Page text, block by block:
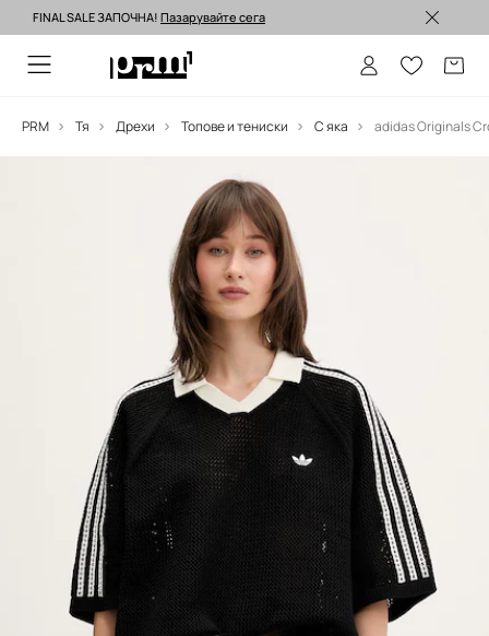
Изпращане до 24 часа >
FINAL SALE ЗАПОЧНА! Пазарувайте сега
PRM Тя Дрехи Топове и тениски С яка